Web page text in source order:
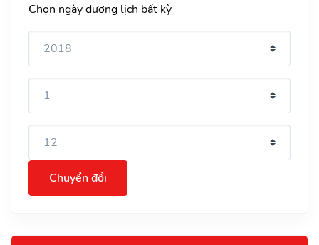
Chọn ngày dương lịch bất kỳ
Chuyển đổi